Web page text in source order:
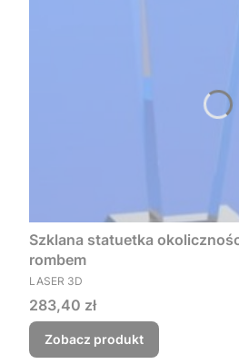
Szklana statuetka
rombem
PRODUCENT
LASER 3D
Cena
283,40 zł
Zobacz produkt